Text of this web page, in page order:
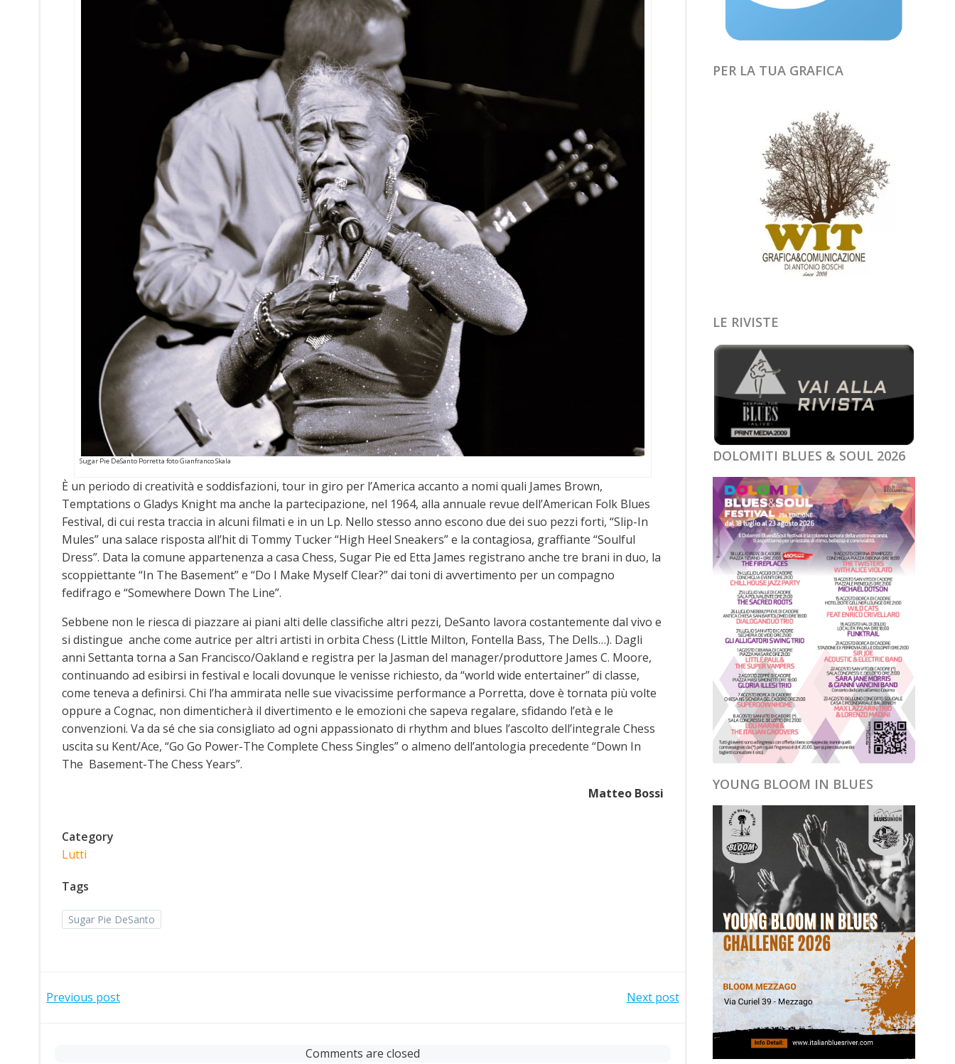
Sugar Pie DeSanto Porretta foto Gianfranco Skala
È un periodo di creatività e soddisfazioni, tour in giro per l’America accanto a nomi quali James Brown,
Temptations o Gladys Knight ma anche la partecipazione, nel 1964, alla annuale revue dell’American Folk Blues
Festival, di cui resta traccia in alcuni filmati e in un Lp. Nello stesso anno escono due dei suo pezzi forti, “Slip-In
Mules” una salace risposta all’hit di Tommy Tucker “High Heel Sneakers” e la contagiosa, graffiante “Soulful
Dress”. Data la comune appartenenza a casa Chess, Sugar Pie ed Etta James registrano anche tre brani in duo, la
scoppiettante “In The Basement” e “Do I Make Myself Clear?” dai toni di avvertimento per un compagno
fedifrago e “Somewhere Down The Line”.
Sebbene non le riesca di piazzare ai piani alti delle classifiche altri pezzi, DeSanto lavora costantemente dal vivo e
si distingue anche come autrice per altri artisti in orbita Chess (Little Milton, Fontella Bass, The Dells…). Dagli
anni Settanta torna a San Francisco/Oakland e registra per la Jasman del manager/produttore James C. Moore,
continuando ad esibirsi in festival e locali dovunque le venisse richiesto, da “world wide entertainer” di classe,
come teneva a definirsi. Chi l’ha ammirata nelle sue vivacissime performance a Porretta, dove è tornata più volte
oppure a Cognac, non dimenticherà il divertimento e le emozioni che sapeva regalare, sfidando l’età e le
convenzioni. Va da sé che sia consigliato ad ogni appassionato di rhythm and blues l’ascolto dell’integrale Chess
uscita su Kent/Ace, “Go Go Power-The Complete Chess Singles” o almeno dell’antologia precedente “Down In
The Basement-The Chess Years”.
Matteo Bossi
Category
Lutti
Tags
Sugar Pie DeSanto
Post
Previous post
navigation
Next post
Comments are closed
PER LA TUA GRAFICA
LE RIVISTE
DOLOMITI BLUES & SOUL 2026
YOUNG BLOOM IN BLUES